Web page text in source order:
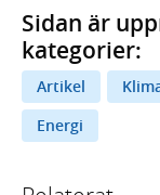
Sidan är
kategorier:
Artikel
Energi